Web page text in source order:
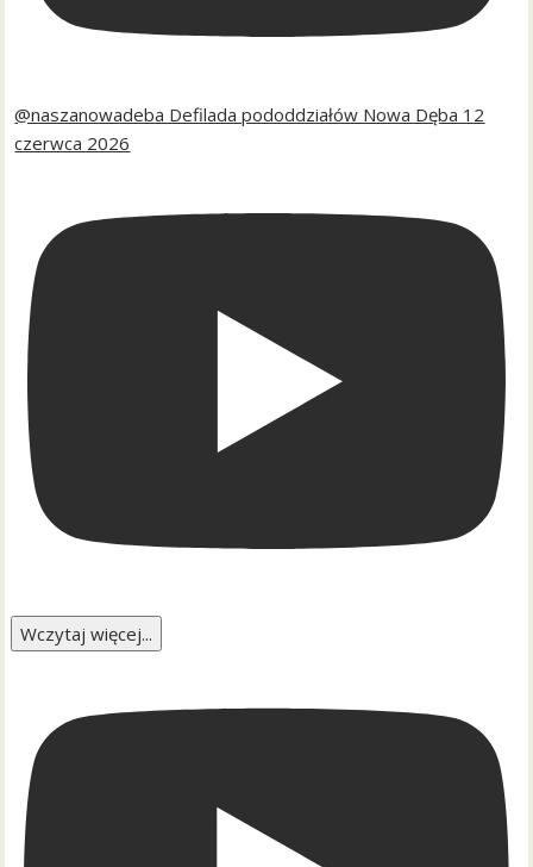
@naszanowadeba Defilada pododdziałów Nowa Dęba 12
czerwca 2026
Wczytaj więcej...